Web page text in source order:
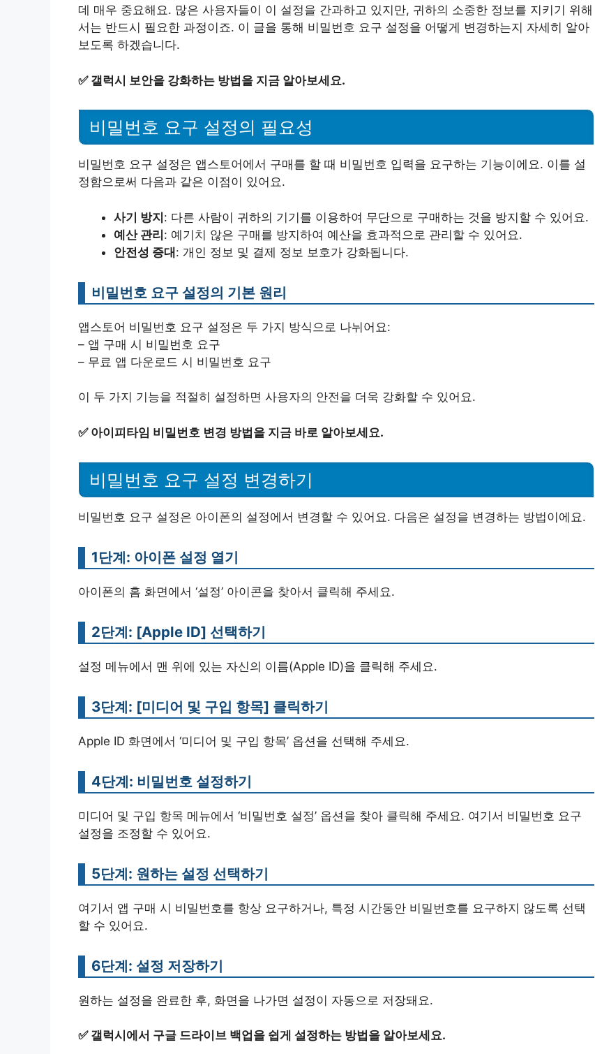
데 매우 중요해요. 많은 사용자들이 이 설정을 간과하고 있지만, 귀하의 소중한 정보를 지키기 위해
서는 반드시 필요한 과정이죠. 이 글을 통해 비밀번호 요구 설정을 어떻게 변경하는지 자세히 알아
보도록 하겠습니다.
✅ 갤럭시 보안을 강화하는 방법을 지금 알아보세요.
비밀번호 요구 설정의 필요성
비밀번호 요구 설정은 앱스토어에서 구매를 할 때 비밀번호 입력을 요구하는 기능이에요. 이를 설
정함으로써 다음과 같은 이점이 있어요.
사기 방지: 다른 사람이 귀하의 기기를 이용하여 무단으로 구매하는 것을 방지할 수 있어요.
예산 관리: 예기치 않은 구매를 방지하여 예산을 효과적으로 관리할 수 있어요.
안전성 증대: 개인 정보 및 결제 정보 보호가 강화됩니다.
비밀번호 요구 설정의 기본 원리
앱스토어 비밀번호 요구 설정은 두 가지 방식으로 나뉘어요:
– 앱 구매 시 비밀번호 요구
– 무료 앱 다운로드 시 비밀번호 요구
이 두 가지 기능을 적절히 설정하면 사용자의 안전을 더욱 강화할 수 있어요.
✅ 아이피타임 비밀번호 변경 방법을 지금 바로 알아보세요.
비밀번호 요구 설정 변경하기
비밀번호 요구 설정은 아이폰의 설정에서 변경할 수 있어요. 다음은 설정을 변경하는 방법이에요.
1단계: 아이폰 설정 열기
아이폰의 홈 화면에서 ‘설정’ 아이콘을 찾아서 클릭해 주세요.
2단계: [Apple ID] 선택하기
설정 메뉴에서 맨 위에 있는 자신의 이름(Apple ID)을 클릭해 주세요.
3단계: [미디어 및 구입 항목] 클릭하기
Apple ID 화면에서 ‘미디어 및 구입 항목’ 옵션을 선택해 주세요.
4단계: 비밀번호 설정하기
미디어 및 구입 항목 메뉴에서 ‘비밀번호 설정’ 옵션을 찾아 클릭해 주세요. 여기서 비밀번호 요구
설정을 조정할 수 있어요.
5단계: 원하는 설정 선택하기
여기서 앱 구매 시 비밀번호를 항상 요구하거나, 특정 시간동안 비밀번호를 요구하지 않도록 선택
할 수 있어요.
6단계: 설정 저장하기
원하는 설정을 완료한 후, 화면을 나가면 설정이 자동으로 저장돼요.
✅ 갤럭시에서 구글 드라이브 백업을 쉽게 설정하는 방법을 알아보세요.